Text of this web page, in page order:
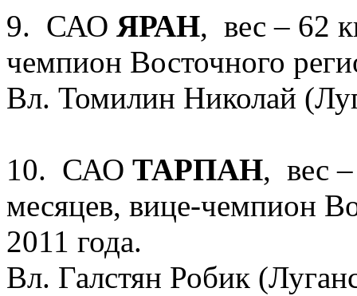
9. САО ЯРАН, вес – 62
чемпион Восточного
Вл. Томилин Николай
10. САО ТАРПАН, вес –
месяцев, вице-чемпион
2011 года.
Вл. Галстян Робик